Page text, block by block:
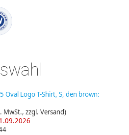
Oval Logo T-Shirt, S, den brown:
MwSt., zzgl. Versand)